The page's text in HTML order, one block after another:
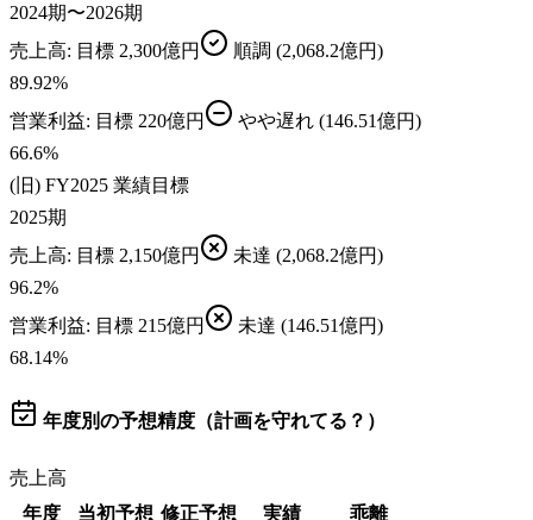
2024期〜2026期
売上高: 目標 2,300億円 順調 (2,068.2億円)
89.92%
営業利益: 目標 220億円 やや遅れ (146.51億円)
66.6%
(旧) FY2025 業績目標
2025期
売上高: 目標 2,150億円 未達 (2,068.2億円)
96.2%
営業利益: 目標 215億円 未達 (146.51億円)
68.14%
年度別の予想精度（計画を守れてる？）
売上高
年度
当初予想 修正予想 実績 乖離